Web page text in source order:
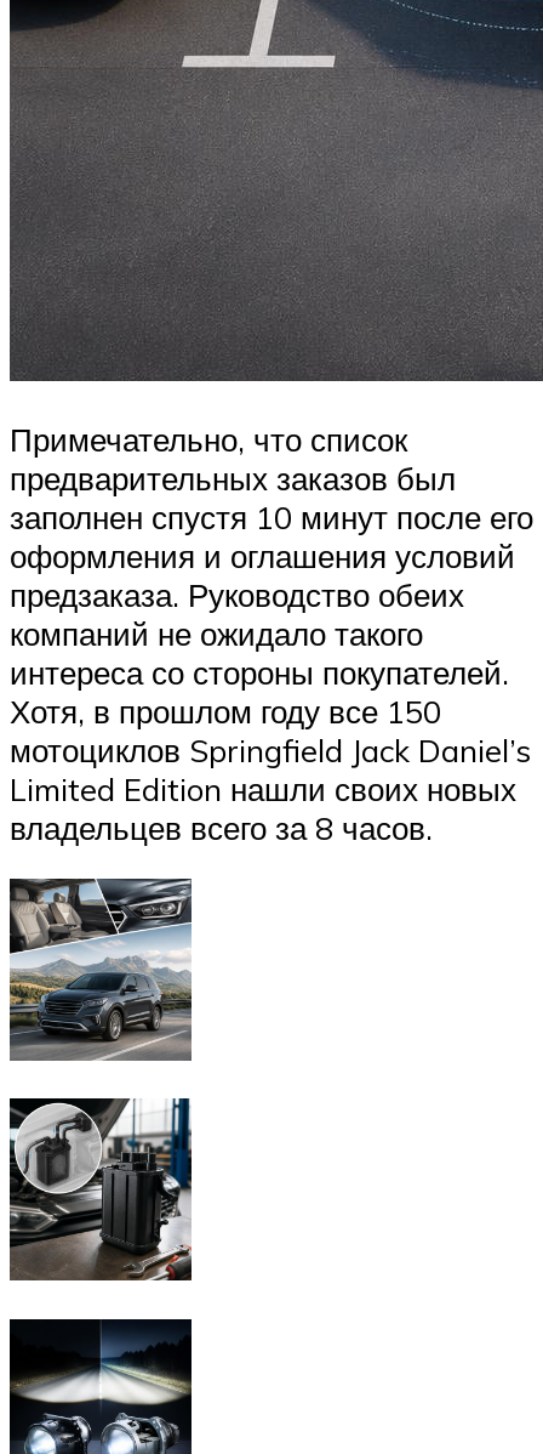
Примечательно, что список
предварительных заказов был
заполнен спустя 10 минут после его
оформления и оглашения условий
предзаказа. Руководство обеих
компаний не ожидало такого
интереса со стороны покупателей.
Хотя, в прошлом году все 150
мотоциклов Springfield Jack Daniel’s
Limited Edition нашли своих новых
владельцев всего за 8 часов.